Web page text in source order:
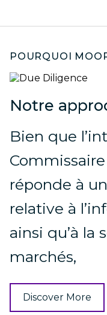
POURQUOI
Notre
Bien que
réponde à
relative à
ainsi qu’à la
marchés,
Discover More